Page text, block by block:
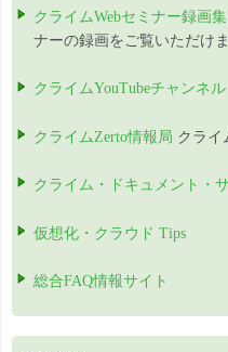
クライムWebセミナー録画集
ナーの録画をご覧いただけま
クライムYouTubeチャンネル
クライムZerto情報局 クライ
クライム・ドキュメント・
仮想化・クラウド Tips
総合FAQ情報サイト